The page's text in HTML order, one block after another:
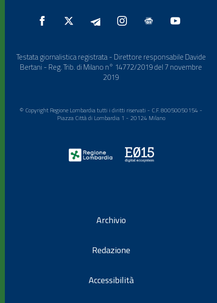
Testata giornalistica registrata - Direttore responsabile Davide
Bertani - Reg. Trib. di Milano n° 14772/2019 del 7 novembre
2019
© Copyright Regione Lombardia tutti i diritti riservati - C.F. 80050050154 -
Piazza Città di Lombardia 1 - 20124 Milano
Archivio
Redazione
Accessibilità